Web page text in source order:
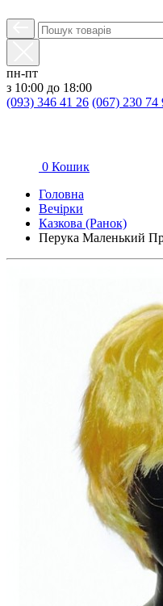
пн-пт
з 10:00 до 18:00
(093) 346 41 26 (067) 230 74
0 Кошик
Головна
Вечірки
Казкова (Ранок)
Перука Маленький